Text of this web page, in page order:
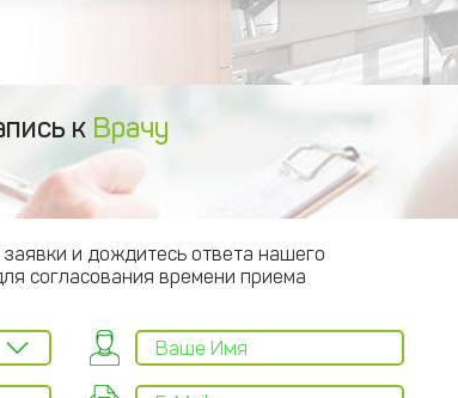
к Врачу
и дождитесь ответа нашего
согласования времени приема